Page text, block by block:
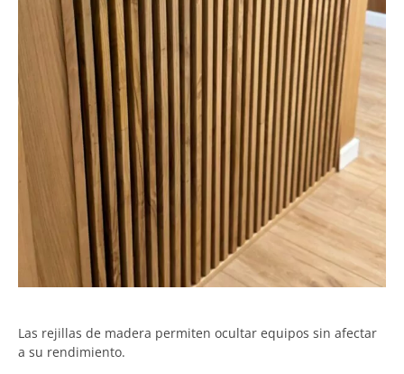
Las rejillas de madera permiten ocultar equipos sin afectar
a su rendimiento.